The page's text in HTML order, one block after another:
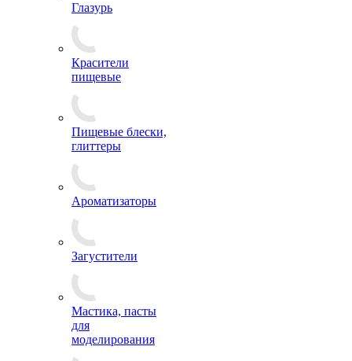
Глазурь
Красители
пищевые
Пищевые блески,
глиттеры
Ароматизаторы
Загустители
Мастика, пасты
для
моделирования